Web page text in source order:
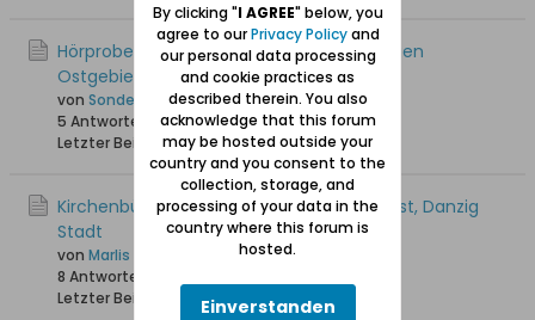
Hörproben von Dialekten in den ehemaligen
Ostgebieten
von Sonde
5 Antworten
1.100 Hits0 Likes
Letzter Beitrag25.12.2025, 21:14
Kirchenbücher 1613 bis 1777 von Heilig Geist, Danzig
Stadt
von Marlis
8 Antworten
Letzter Beitrag
15.11.2025, 16:03
By clicking "I AGREE" below, you
agree to ourPrivacy Policyand
our personal data processing
and cookie practices as
described therein. You also
acknowledge that this forum
may be hosted outside your
country and you consent to the
collection, storage, and
processing of your data in the
country where this forum is
hosted.
Einverstanden